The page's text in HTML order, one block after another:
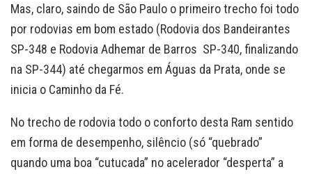
Mas, claro, saindo de São Paulo o primeiro trecho foi todo
por rodovias em bom estado (Rodovia dos Bandeirantes
SP-348 e Rodovia Adhemar de Barros SP-340, finalizando
na SP-344) até chegarmos em Águas da Prata, onde se
inicia o Caminho da Fé.
No trecho de rodovia todo o conforto desta Ram sentido
em forma de desempenho, silêncio (só “quebrado”
quando uma boa “cutucada” no acelerador “desperta” a